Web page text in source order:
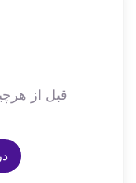
قبل از